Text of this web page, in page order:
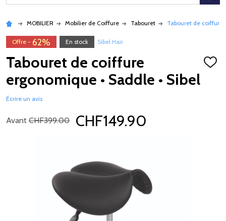
MOBILIER Mobilier de Coiffure Tabouret Tabouret de coiffure
Offre - 62% En stock Sibel Hair
Tabouret de coiffure
ergonomique • Saddle • Sibel
Écrire un avis
Avant CHF399.00 CHF149.90